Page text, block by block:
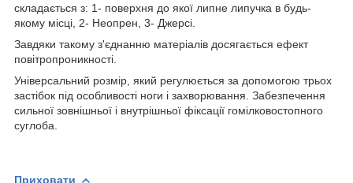
складається з: 1- поверхня до якої липне липучка в будь-
якому місці, 2- Неопрен, 3- Джерсі.
Завдяки такому з'єднанню матеріалів досягається ефект
повітропроникності.
Універсальний розмір, який регулюється за допомогою трьох
застібок під особливості ноги і захворювання. Забезпечення
сильної зовнішньої і внутрішньої фіксації гомілковостопного
суглоба.
Приховати